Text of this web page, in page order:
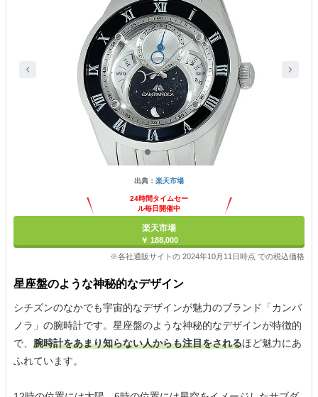
出典： 楽天市場
24時間タイムセー
ル毎日開催中
楽天市場
￥ 188,000
※各社通販サイトの 2024年10月11日時点 での税込価格
星座盤のような神秘的なデザイン
シチズンのなかでも宇宙的なデザインが魅力のブランド「カンパ
ノラ」の腕時計です。星座盤のような神秘的なデザインが特徴的
で、 腕時計をあまり知らない人からも注目をされるほど魅力にあ
ふれています。